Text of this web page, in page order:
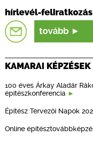
hírlevél-feliratkozás
tovább
KAMARAI KÉPZÉSEK
100 éves Árkay Aladár
építészkonferencia
Építész Tervezői Napok
Online